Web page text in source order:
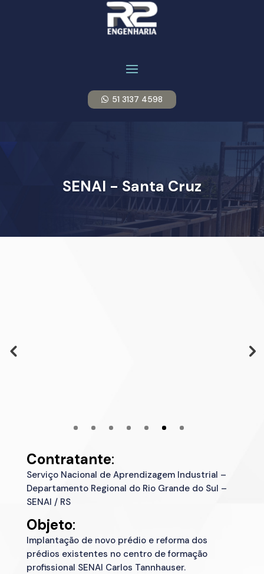
51 3137 4598
SENAI - Santa Cruz
Contratante:
Serviço Nacional de Aprendizagem Industrial –
Departamento Regional do Rio Grande do Sul –
SENAI / RS
Objeto:
Implantação de novo prédio e reforma dos
prédios existentes no centro de formação
profissional SENAI Carlos Tannhauser.